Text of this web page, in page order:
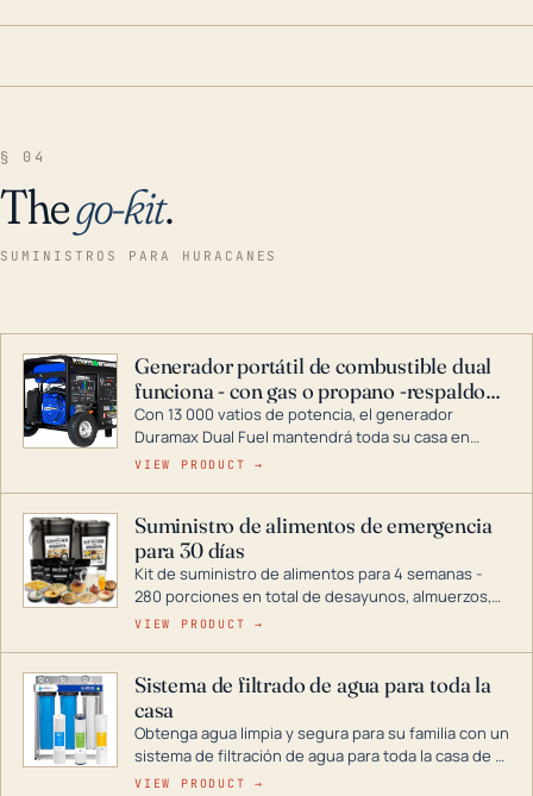
§ 04
Thego-kit.
SUMINISTROS PARA HURACANES
Generador portátil de combustible dual
funciona - con gas o propano -respaldo
para el hogar
Con 13 000 vatios de potencia, el generador
Duramax Dual Fuel mantendrá toda su casa en
funcionamiento durante una tormenta o un corte
combustible dual, con una gama completa que
abarca desde inversores digitales hasta
generadores que pueden alimentar toda su casa.
VIEW PRODUCT →
Suministro de alimentos de emergencia
para 30 días
Kit de suministro de alimentos para 4 semanas -
280 porciones en total de desayunos, almuerzos,
cenas y postres. Se puede almacenar durante
VIEW PRODUCT →
Sistema de filtrado de agua para toda la
casa
Obtenga agua limpia y segura para su familia con un
sistema de filtración de agua para toda la casa de 3
etapas. La tecnología avanzada de este filtro
VIEW PRODUCT →